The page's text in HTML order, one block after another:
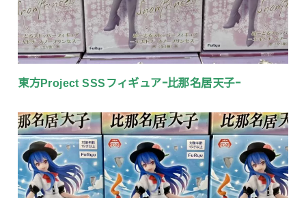
東方Project SSSフィギュアｰ比那名居天子ｰ